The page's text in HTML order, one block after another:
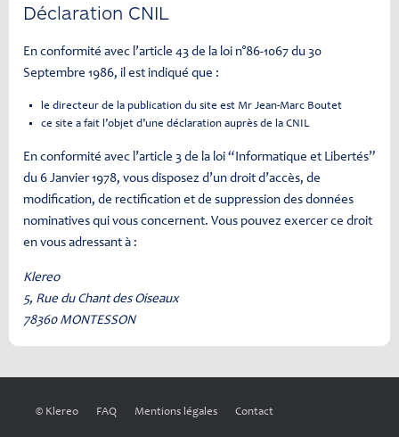
Déclaration CNIL
En conformité avec l’article 43 de la loi n°86-1067 du 30
Septembre 1986, il est indiqué que :
le directeur de la publication du site est Mr Jean-Marc Boutet
ce site a fait l’objet d’une déclaration auprès de la CNIL
En conformité avec l’article 3 de la loi “Informatique et Libertés”
du 6 Janvier 1978, vous disposez d’un droit d’accès, de
modification, de rectification et de suppression des données
nominatives qui vous concernent. Vous pouvez exercer ce droit
en vous adressant à :
Klereo
5, Rue du Chant des Oiseaux
78360 MONTESSON
© Klereo FAQ Mentions légales Contact